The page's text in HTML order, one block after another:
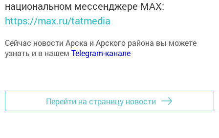
https://max.ru/tatmedia
Сейчас новости Арска и Арского района вы можете
узнать и в нашемTelegram-канале